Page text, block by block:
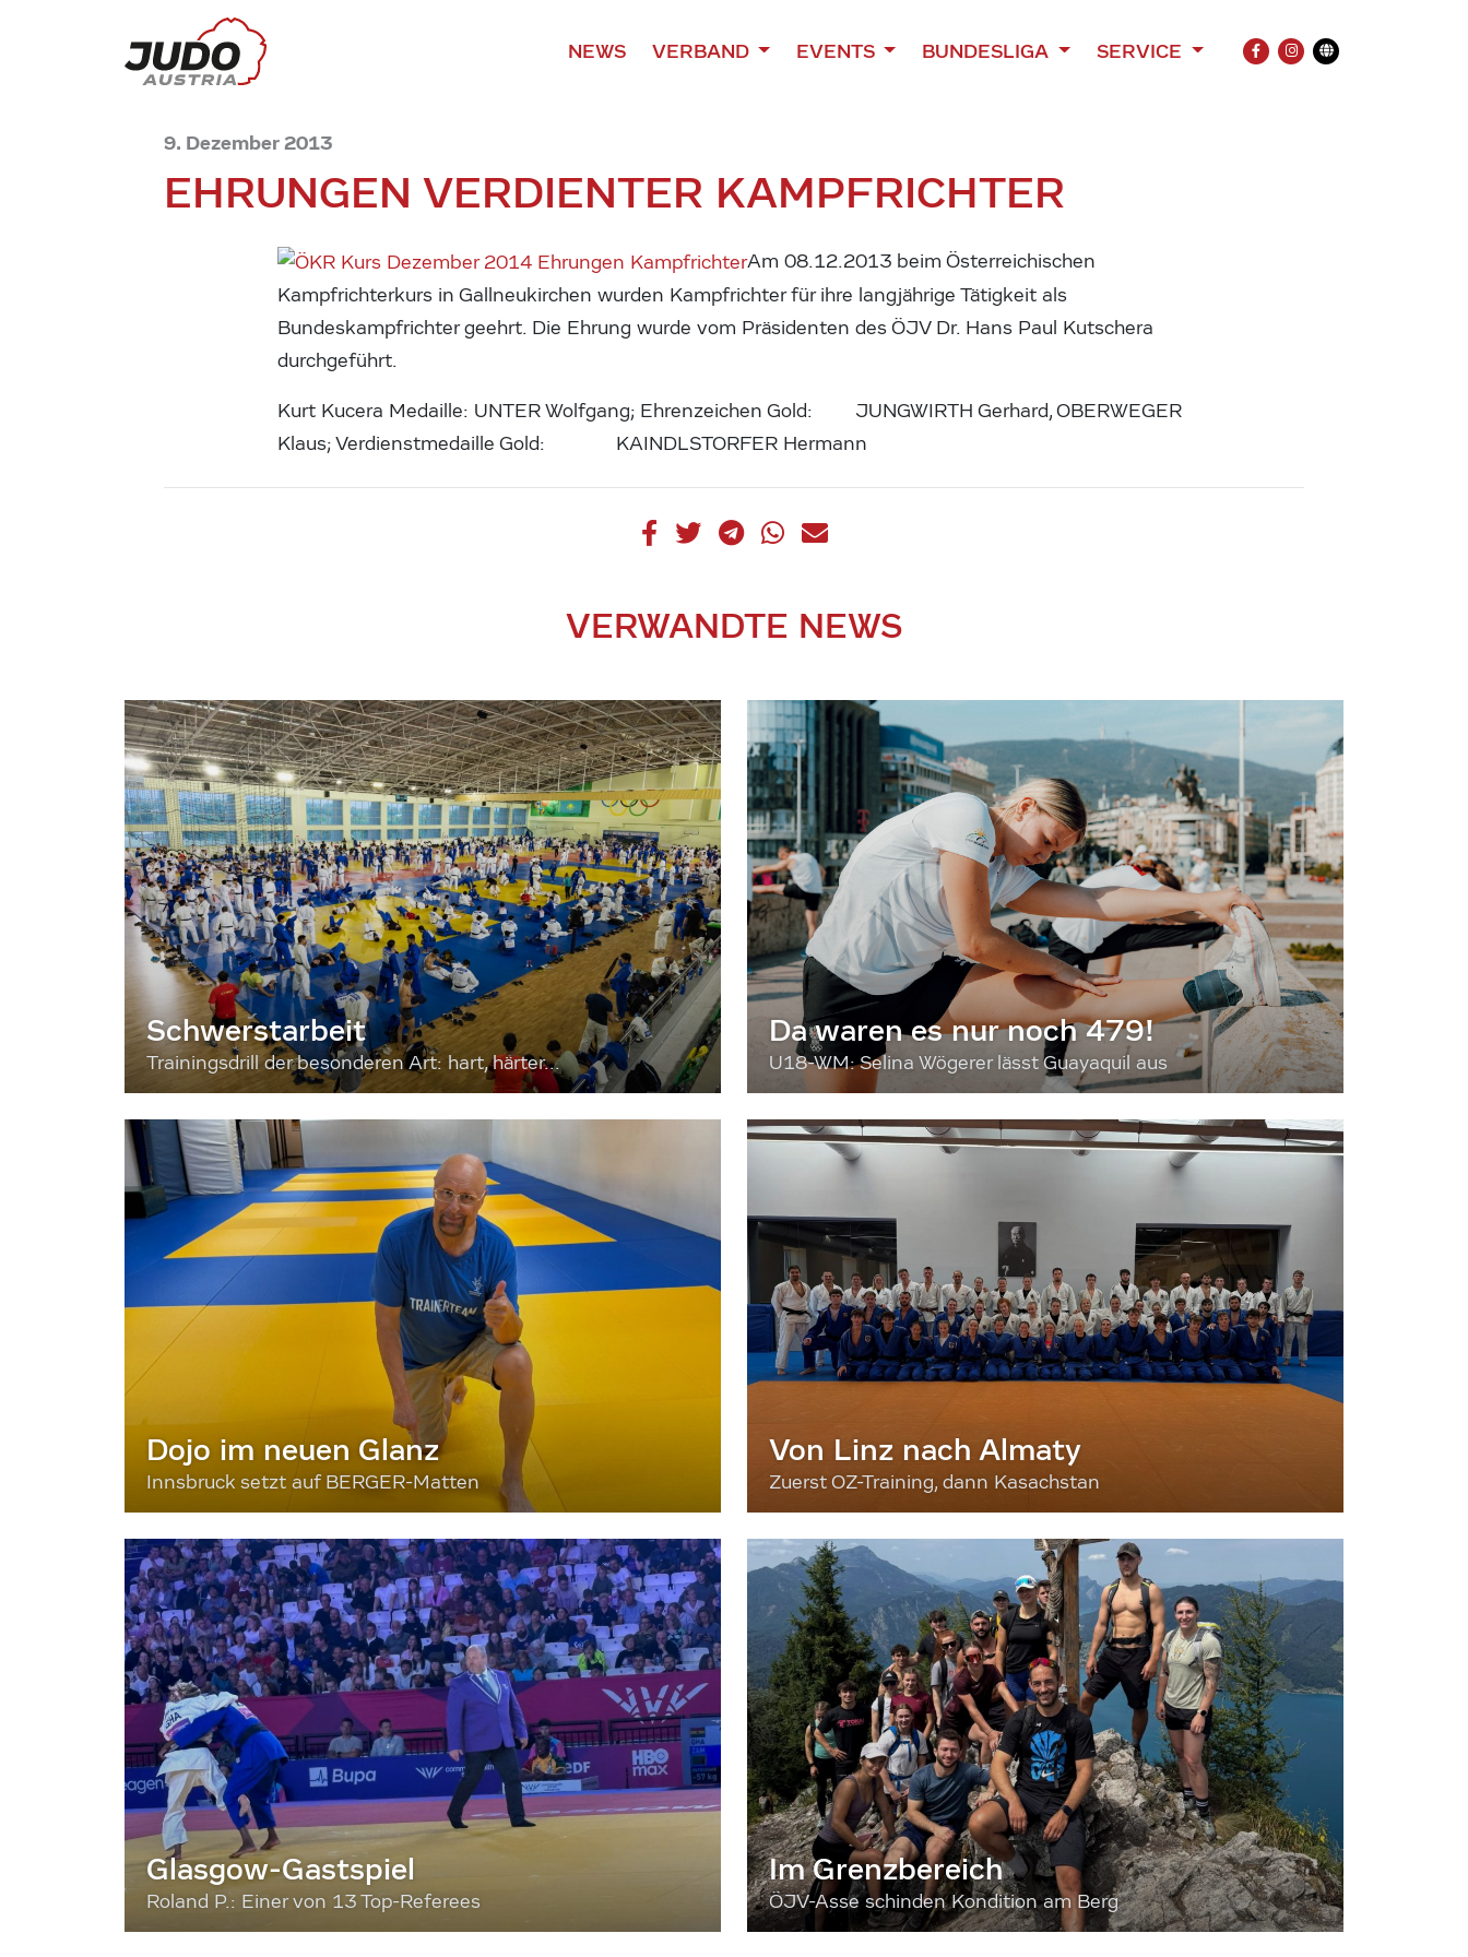
NEWS VERBAND EVENTS BUNDESLIGA SERVICE
FACEBOOK
INSTAGRAM
Übersetzung
9. Dezember 2013
EHRUNGEN VERDIENTER KAMPFRICHTER
Am 08.12.2013 beim Österreichischen
Kampfrichterkurs in Gallneukirchen wurden Kampfrichter für ihre langjährige Tätigkeit als
Bundeskampfrichter geehrt. Die Ehrung wurde vom Präsidenten des ÖJV Dr. Hans Paul Kutschera
durchgeführt.
Kurt Kucera Medaille: UNTER Wolfgang; Ehrenzeichen Gold: JUNGWIRTH Gerhard, OBERWEGER
Klaus; Verdienstmedaille Gold: KAINDLSTORFER Hermann
VERWANDTE NEWS
Schwerstarbeit
Trainingsdrill der besonderen Art: hart, härter...
Da waren es nur noch 479!
U18-WM: Selina Wögerer lässt Guayaquil aus
Dojo im neuen Glanz
Innsbruck setzt auf BERGER-Matten
Von Linz nach Almaty
Zuerst OZ-Training, dann Kasachstan
Glasgow-Gastspiel
Roland P.: Einer von 13 Top-Referees
Im Grenzbereich
ÖJV-Asse schinden Kondition am Berg